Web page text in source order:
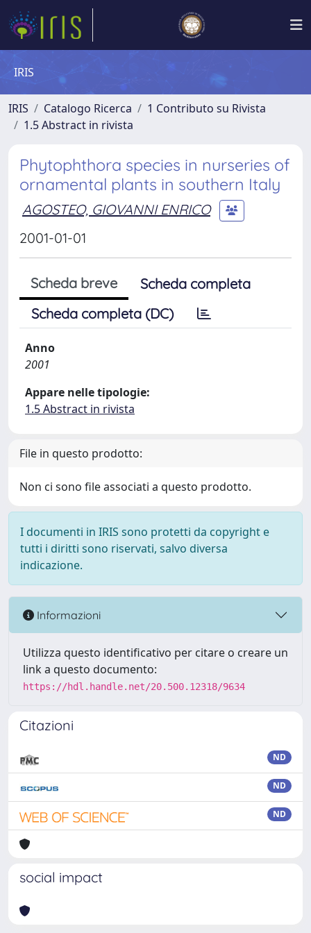
IRIS
IRIS Catalogo Ricerca
1 Contributo su Rivista
1.5 Abstract in rivista
Phytophthora species in nurseries of
ornamental plants in southern Italy
AGOSTEO, GIOVANNI ENRICO
2001-01-01
Scheda breve
Scheda completa
Scheda completa (DC)
Anno
2001
Appare nelle tipologie:
1.5 Abstract in rivista
File in questo prodotto:
Non ci sono file associati a questo prodotto.
I documenti in IRIS sono protetti da copyright e
tutti i diritti sono riservati, salvo diversa
indicazione.
Informazioni
Utilizza questo identificativo per citare o creare un
link a questo documento:
https://hdl.handle.net/20.500.12318/9634
Citazioni
ND
ND
ND
social impact